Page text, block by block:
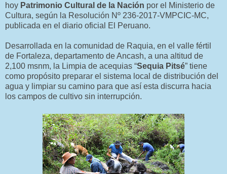
hoy Patrimonio Cultural de la Nación por el Ministerio de
Cultura, según la Resolución Nº 236-2017-VMPCIC-MC,
publicada en el diario oficial El Peruano.
Desarrollada en la comunidad de Raquia, en el valle fértil
de Fortaleza, departamento de Ancash, a una altitud de
2,100 msnm, la Limpia de acequias “Sequia Pitsé” tiene
como propósito preparar el sistema local de distribución del
agua y limpiar su camino para que así esta discurra hacia
los campos de cultivo sin interrupción.